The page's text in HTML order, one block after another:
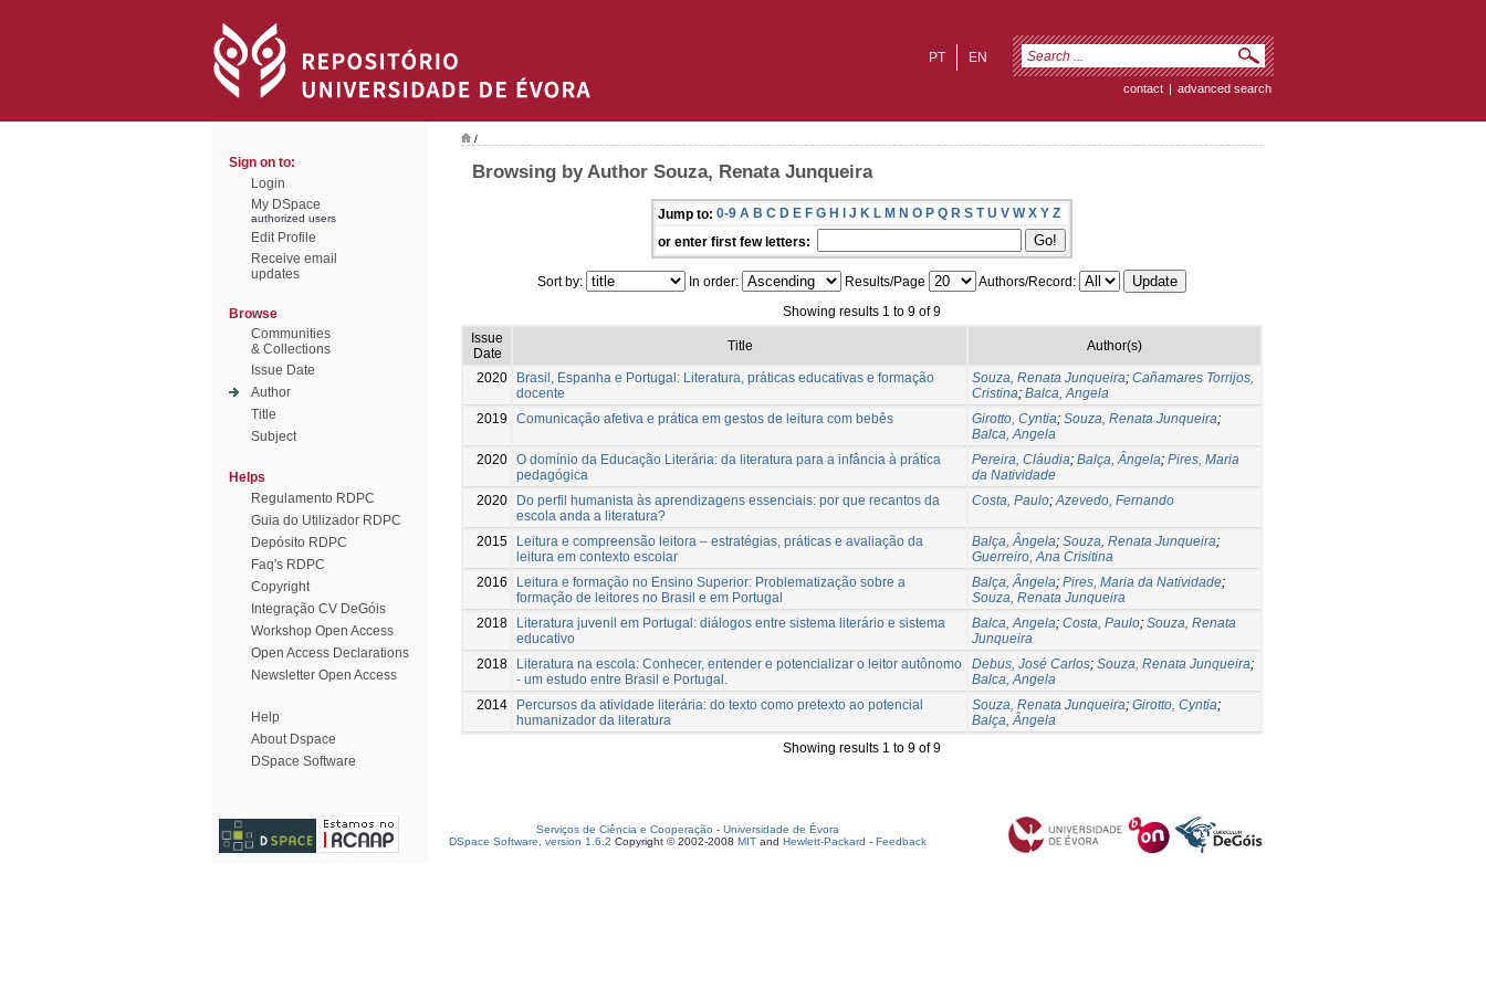
EN
PT
contact | advanced search
Sign on to:
Login
My DSpace
authorized users
Edit Profile
Receive email
updates
Browse
Communities
& Collections
Issue Date
Author
Title
Subject
Helps
Regulamento RDPC
Guia do Utilizador RDPC
Depósito RDPC
Faq's RDPC
Copyright
Integração CV DeGóis
Workshop Open Access
Open Access Declarations
Newsletter Open Access
Help
About Dspace
DSpace Software
/
Browsing by Author Souza, Renata Junqueira
Jump to: 0-9 A B C D E F G H I J K L M N O P Q R S T U V W X Y Z
or enter first few letters:
Sort by: In order: Results/Page
Authors/Record:
Showing results 1 to 9 of 9
Issue
Date
Title Author(s)
2020
Brasil, Espanha e Portugal: Literatura, práticas educativas e formação
docente
Souza, Renata Junqueira; Cañamares Torrijos,
Cristina; Balca, Angela
2019
Comunicação afetiva e prática em gestos de leitura com bebês Girotto, Cyntia; Souza, Renata Junqueira;
Balca, Angela
2020 O domínio da Educação Literária: da literatura para a infância à prática
pedagógica
Pereira, Cláudia; Balça, Ângela; Pires, Maria
da Natividade
2020
Do perfil humanista às aprendizagens essenciais: por que recantos da
escola anda a literatura?
Costa, Paulo;Azevedo, Fernando
2015
Leitura e compreensão leitora – estratégias, práticas e avaliação da
leitura em contexto escolar
Balça, Ângela; Souza, Renata Junqueira;
Guerreiro, Ana Crisitina
2016
Leitura e formação no Ensino Superior: Problematização sobre a
formação de leitores no Brasil e em Portugal
Balça, Ângela; Pires, Maria da Natividade;
Souza, Renata Junqueira
2018
Literatura juvenil em Portugal: diálogos entre sistema literário e sistema
educativo
Balca, Angela; Costa, Paulo; Souza, Renata
Junqueira
2018
Literatura na escola: Conhecer, entender e potencializar o leitor autônomo
- um estudo entre Brasil e Portugal.
Debus, José Carlos; Souza, Renata Junqueira;
Balca, Angela
2014
Percursos da atividade literária: do texto como pretexto ao potencial
humanizador da literatura
Souza, Renata Junqueira; Girotto, Cyntia;
Balça, Ângela
Showing results 1 to 9 of 9
Serviços de Ciência e Cooperação - Universidade de Évora
DSpace Software, version 1.6.2 Copyright © 2002-2008 MIT and Hewlett-Packard - Feedback